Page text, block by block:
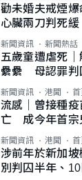
勸未婚夫戒煙
心臟兩刀判死
新聞資訊 新聞熱話
五歲童遭虐死
纍纍 母認罪判
類案最惡劣
新聞資訊 港聞
流感｜曾接種
亡 成今年首宗
新聞資訊 港聞
涉前年於新加
別判囚半年、10